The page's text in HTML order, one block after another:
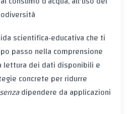
scientifica‑educativa che ti
passo nella comprensione
lettura dei dati disponibili e
concrete per ridurre
senzadipendere da applicazioni